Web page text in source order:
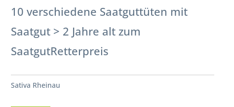
10 verschiedene Saatguttüten mit
Saatgut > 2 Jahre alt zum
SaatgutRetterpreis
Sativa Rheinau